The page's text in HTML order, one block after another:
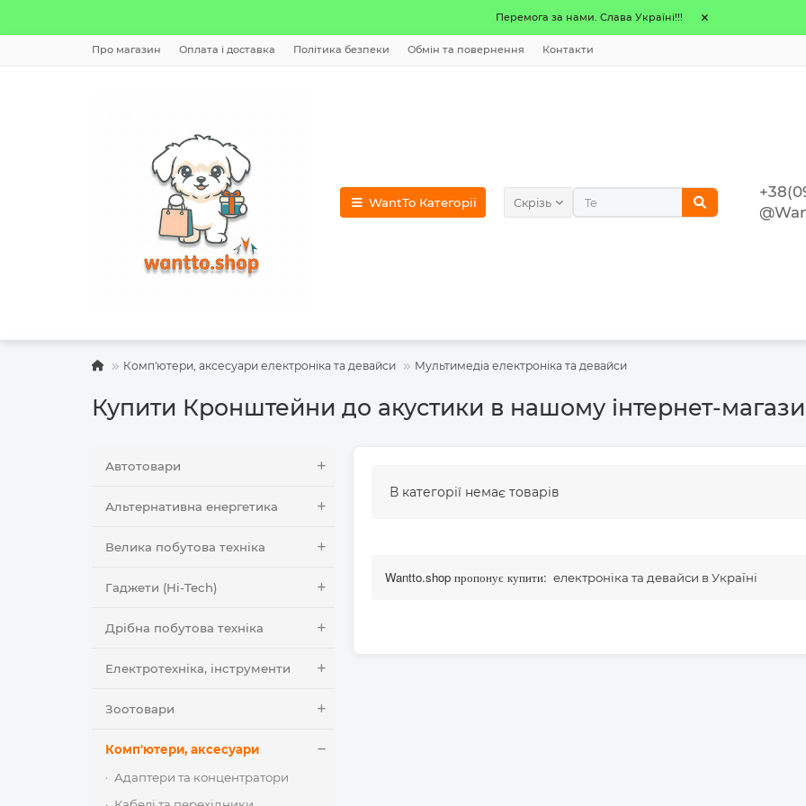
Перемога за нами. Слава Україні!!!
Про магазин Оплата і доставка Політика безпеки Обмін та повернення Контакти
WantTo Категорії Скрізь
Комп'ютери, аксесуари електроніка та девайси Мультимедіа електроніка та девайси
Купити Кронштейни до акустики в нашому інтернет-
Автотовари
Альтернативна енергетика
Велика побутова техніка
Гаджети (Hi-Tech)
Дрібна побутова техніка
Електротехніка, інструменти
Зоотовари
Комп'ютери, аксесуари
Адаптери та концентратори
В категорії немає товарів
Wantto.shop пропонує купити: електроніка та девайси в Україні